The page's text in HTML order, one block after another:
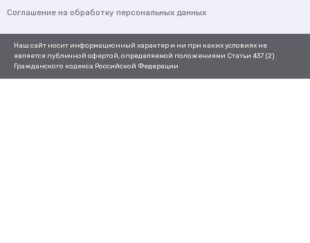
Соглашение на обработку персональных данных
Наш сайт носит информационный характер и ни при каких условиях не
является публичной офертой, определяемой положениями Статьи 437 (2)
Гражданского кодекса Российской Федерации